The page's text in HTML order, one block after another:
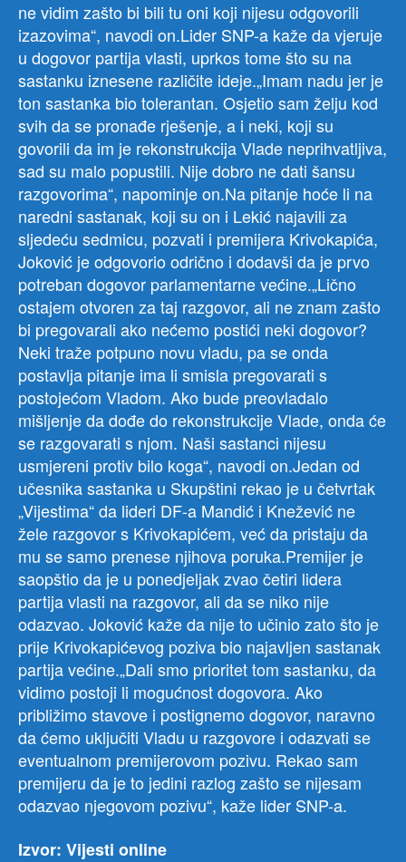
ne vidim zašto bi bili tu oni koji nijesu odgovorili
izazovima“, navodi on.Lider SNP-a kaže da vjeruje
u dogovor partija vlasti, uprkos tome što su na
sastanku iznesene različite ideje.„Imam nadu jer je
ton sastanka bio tolerantan. Osjetio sam želju kod
svih da se pronađe rješenje, a i neki, koji su
govorili da im je rekonstrukcija Vlade neprihvatljiva,
sad su malo popustili. Nije dobro ne dati šansu
razgovorima“, napominje on.Na pitanje hoće li na
naredni sastanak, koji su on i Lekić najavili za
sljedeću sedmicu, pozvati i premijera Krivokapića,
Joković je odgovorio odrično i dodavši da je prvo
potreban dogovor parlamentarne većine.„Lično
ostajem otvoren za taj razgovor, ali ne znam zašto
bi pregovarali ako nećemo postići neki dogovor?
Neki traže potpuno novu vladu, pa se onda
postavlja pitanje ima li smisla pregovarati s
postojećom Vladom. Ako bude preovladalo
mišljenje da dođe do rekonstrukcije Vlade, onda će
se razgovarati s njom. Naši sastanci nijesu
usmjereni protiv bilo koga“, navodi on.Jedan od
učesnika sastanka u Skupštini rekao je u četvrtak
„Vijestima“ da lideri DF-a Mandić i Knežević ne
žele razgovor s Krivokapićem, već da pristaju da
mu se samo prenese njihova poruka.Premijer je
saopštio da je u ponedjeljak zvao četiri lidera
partija vlasti na razgovor, ali da se niko nije
odazvao. Joković kaže da nije to učinio zato što je
prije Krivokapićevog poziva bio najavljen sastanak
partija većine.„Dali smo prioritet tom sastanku, da
vidimo postoji li mogućnost dogovora. Ako
približimo stavove i postignemo dogovor, naravno
da ćemo uključiti Vladu u razgovore i odazvati se
eventualnom premijerovom pozivu. Rekao sam
premijeru da je to jedini razlog zašto se nijesam
odazvao njegovom pozivu“, kaže lider SNP-a.
Izvor: Vijesti online